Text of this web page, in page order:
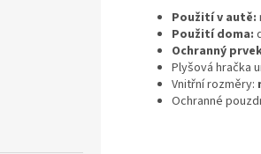
Použití v autě:
Použití doma:
Ochranný
Plyšová hračka
Vnitřní rozměry:
Ochranné